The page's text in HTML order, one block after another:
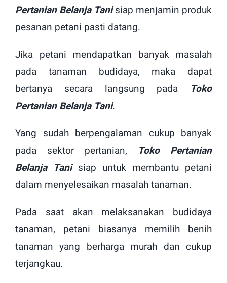
Pertanian Belanja Tanisiap menjamin produk
pesanan petani pasti datang.
Jika petani mendapatkan banyak masalah
pada tanaman budidaya, maka dapat
bertanya secara langsung pada
Toko
Pertanian Belanja Tani.
Yang sudah berpengalaman cukup banyak
pada sektor pertanian,
Toko Pertanian
Belanja Tani siap untuk membantu petani
dalam menyelesaikan masalah tanaman.
Pada saat akan melaksanakan budidaya
tanaman, petani biasanya memilih benih
tanaman yang berharga murah dan cukup
terjangkau.